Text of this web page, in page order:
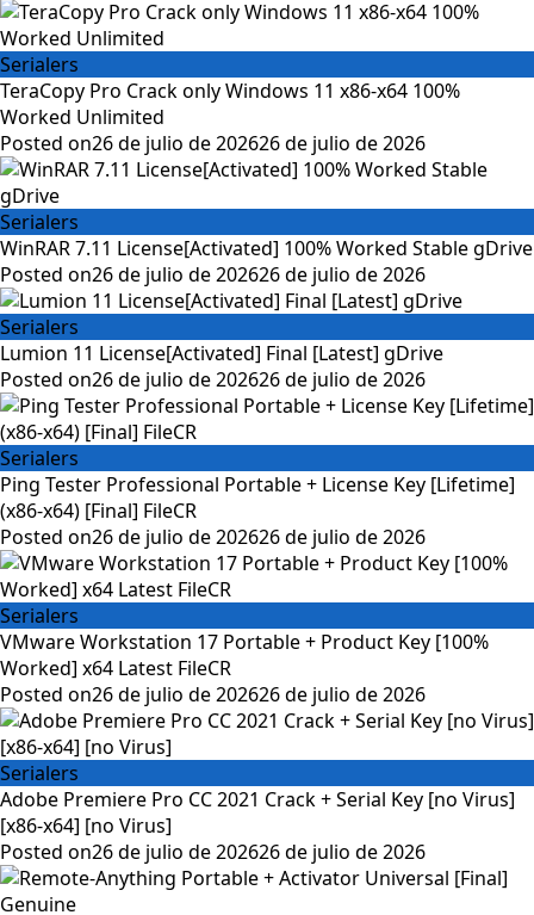
Serialers
TeraCopy Pro Crack only Windows 11 x86-x64 100%
Worked Unlimited
Posted on26 de julio de 202626 de julio de 2026
Serialers
WinRAR 7.11 License[Activated] 100% Worked Stable gDrive
Posted on26 de julio de 202626 de julio de 2026
Serialers
Lumion 11 License[Activated] Final [Latest] gDrive
Posted on26 de julio de 202626 de julio de 2026
Serialers
Ping Tester Professional Portable + License Key [Lifetime]
(x86-x64) [Final] FileCR
Posted on26 de julio de 202626 de julio de 2026
Serialers
VMware Workstation 17 Portable + Product Key [100%
Worked] x64 Latest FileCR
Posted on26 de julio de 202626 de julio de 2026
Serialers
Adobe Premiere Pro CC 2021 Crack + Serial Key [no Virus]
[x86-x64] [no Virus]
Posted on26 de julio de 202626 de julio de 2026